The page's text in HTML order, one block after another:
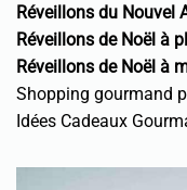
Réveillons du Nouvel
Réveillons de Noël à
Réveillons de Noël à
Shopping gourmand
Idées Cadeaux